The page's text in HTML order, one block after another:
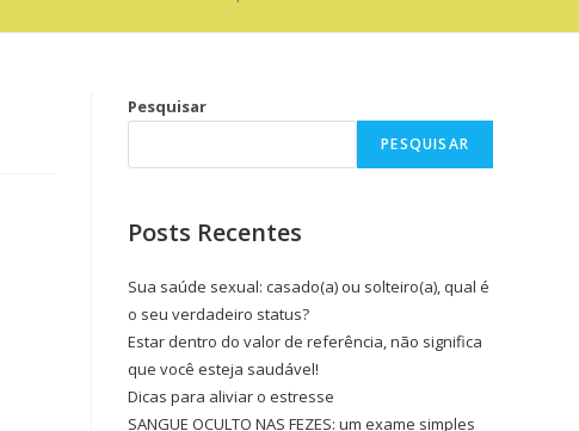
Pesquisar
PESQUISAR
Posts Recentes
Sua saúde sexual: casado(a) ou solteiro(a), qual é
o seu verdadeiro status?
Estar dentro do valor de referência, não significa
que você esteja saudável!
Dicas para aliviar o estresse
SANGUE OCULTO NAS FEZES: um exame simples